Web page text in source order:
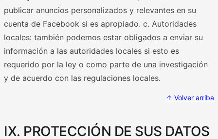
publicar anuncios personalizados y relevantes en su
cuenta de Facebook si es apropiado. c. Autoridades
locales: también podemos estar obligados a enviar su
información a las autoridades locales si esto es
requerido por la ley o como parte de una investigación
y de acuerdo con las regulaciones locales.
↑ Volver arriba
IX. PROTECCIÓN DE SUS DATOS